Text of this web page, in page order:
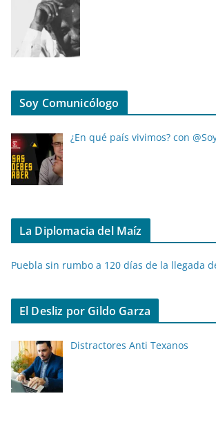
Soy Comunicólogo
¿En qué país vivimos? con
La Diplomacia del Maíz
Puebla sin rumbo a 120 días de la llegada
El Desliz por Gildo Garza
Distractores Anti Texanos